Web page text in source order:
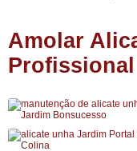
Amolar